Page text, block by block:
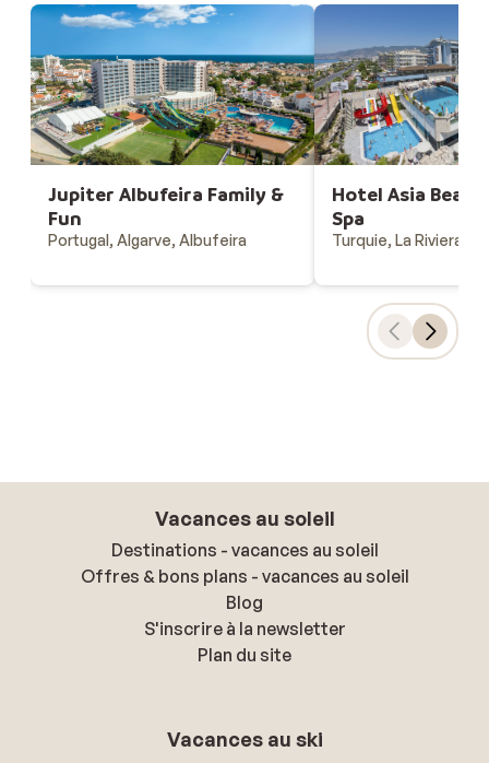
Jupiter Albufeira Family &
Fun
Portugal, Algarve, Albufeira
Hotel Asia
Spa
Turquie, La Riviera
Vacances au soleil
Destinations - vacances au soleil
Offres & bons plans - vacances au soleil
Blog
S'inscrire à la newsletter
Plan du site
Vacances au ski